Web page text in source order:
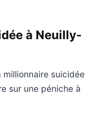
à Neuilly-
millionnaire suicidée
sur une péniche à